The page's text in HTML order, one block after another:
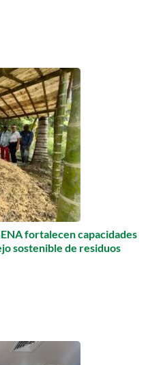
fortalecen capacidades
sostenible de residuos